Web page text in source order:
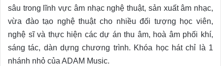
sâu trong lĩnh vực âm nhạc nghệ thuật, sản xuất âm nhạc,
vừa đào tạo nghệ thuật cho nhiều đối tượng học viên,
nghệ sĩ và thực hiện các dự án thu âm, hoà âm phối khí,
sáng tác, dàn dựng chương trình. Khóa học hát chỉ là 1
nhánh nhỏ của ADAM Music.